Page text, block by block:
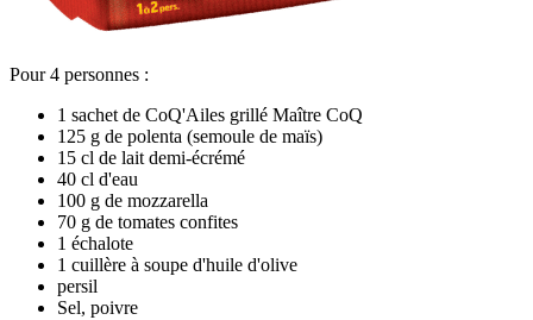
Pour 4 personnes :
1 sachet de CoQ'Ailes grillé Maître CoQ
125 g de polenta (semoule de maïs)
15 cl de lait demi-écrémé
40 cl d'eau
100 g de mozzarella
70 g de tomates confites
1 échalote
1 cuillère à soupe d'huile d'olive
persil
Sel, poivre